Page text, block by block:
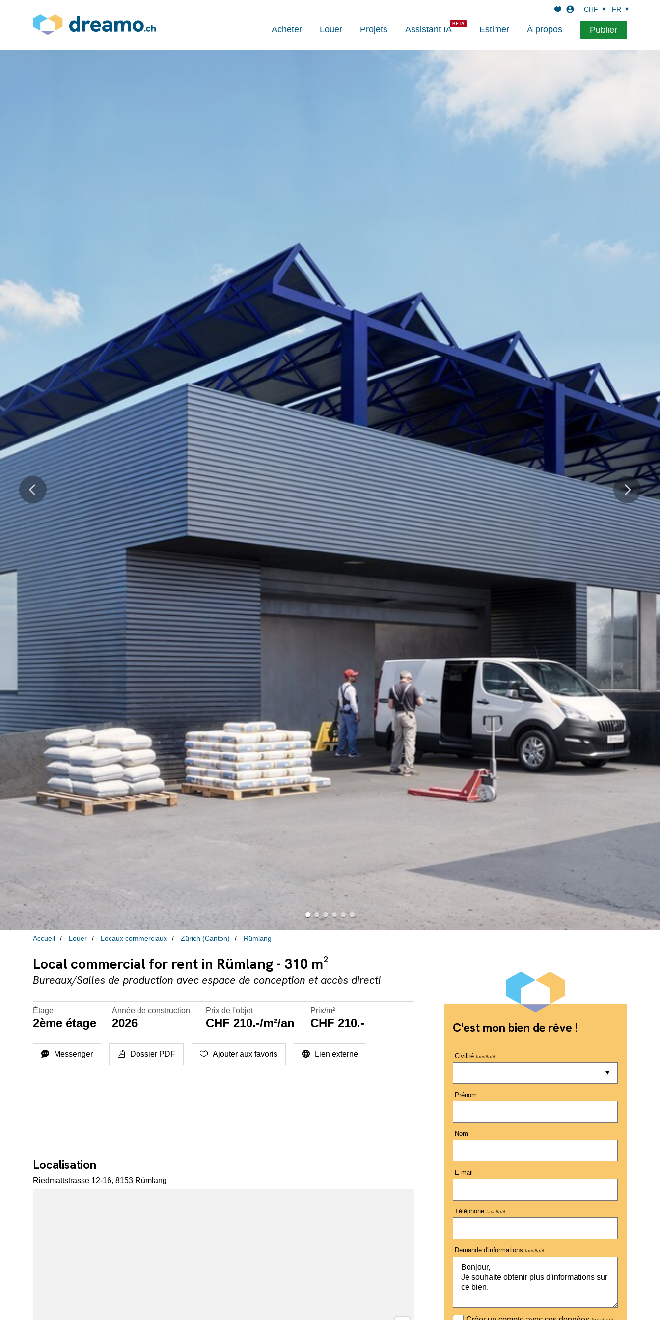
Acheter Louer Projets Assistant IA Estimer À propos Publier
CHF FR
Accueil Louer Locaux commerciaux Zürich (Canton) Rümlang
Local commercial for rent in Rümlang - 310 m²
Bureaux/Salles de production avec espace de conception et accès direct!
Étage
2ème étage
Année de construction
2026
Prix de l'objet
CHF 210.-/m²/an
Prix/m²
CHF 210.-
Messenger Dossier PDF Ajouter aux favoris Lien externe
Localisation
Riedmattstrasse 12-16, 8153 Rümlang
C'est mon bien de rêve !
Civilitéfacultatif
Prénom
Nom
E-mail
Téléphonefacultatif
Demande d'informationsfacultatif